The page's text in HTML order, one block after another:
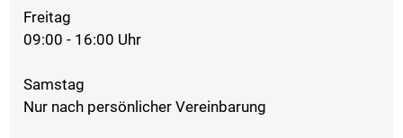
Freitag
09:00 - 16:00 Uhr
Samstag
Nur nach persönlicher Vereinbarung